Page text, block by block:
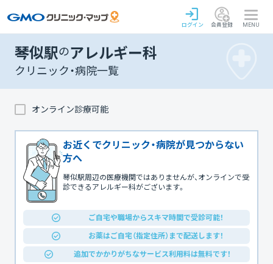
ログイン 会員登録 MENU
琴似駅のアレルギー科
クリニック・病院一覧
オンライン診療可能
お近くでクリニック・病院が見つからない
方へ
琴似駅周辺の医療機関ではありませんが、オンラインで受
診できるアレルギー科がございます。
ご自宅や職場からスキマ時間で受診可能！
お薬はご自宅（指定住所）まで配送します！
追加でかかりがちなサービス利用料は無料です！